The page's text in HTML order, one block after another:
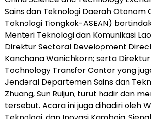
Sains dan Teknologi Daerah Otonom
Teknologi Tiongkok-ASEAN)
Menteri Teknologi dan Komunikasi
Direktur Sectoral Development
Kanchana Wanichkorn; serta
Technology Transfer Center yang
Jenderal Departemen Sains dan
Zhuang, Sun Ruijun, turut hadir dan
tersebut. Acara ini juga dihadiri oleh